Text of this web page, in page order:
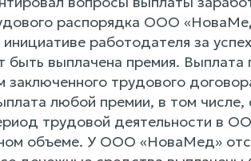
распорядка ООО
работодателя за
выплачена премия. Выплата
трудового
любой премии, в том числе,
трудовой деятельности
объеме. У ООО «НоваМед»